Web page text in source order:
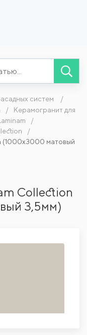
систем
Керамогранит для
(1000x3000 матовый
Collection
3,5мм)